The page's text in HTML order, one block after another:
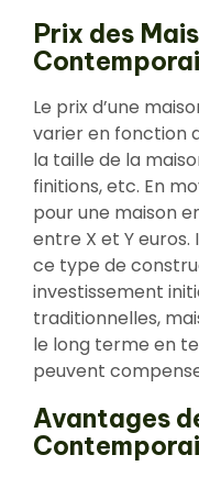
Prix des
Le prix d’une
varier en fonction
la taille de la
finitions, etc. En
pour une maison
entre X et Y
ce type de
investissement
traditionnelles,
le long terme en
peuvent
Avantages